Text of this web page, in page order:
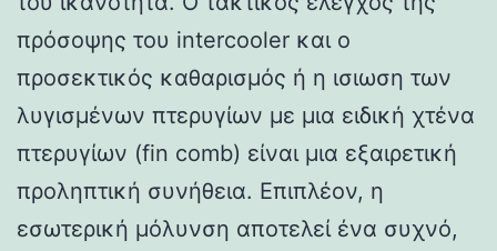
πρόσοψης του intercooler και ο
προσεκτικός καθαρισμός ή η ισιωση των
λυγισμένων πτερυγίων με μια ειδική χτένα
πτερυγίων (fin comb) είναι μια εξαιρετική
προληπτική συνήθεια. Επιπλέον, η
εσωτερική μόλυνση αποτελεί ένα συχνό,